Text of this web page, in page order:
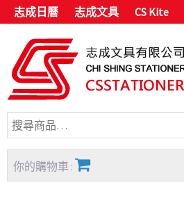
志成日曆 志成文具 CS Kite
你的購物車 :